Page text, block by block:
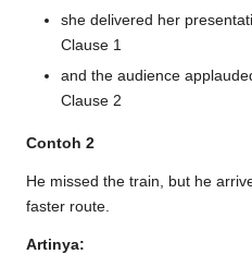
she delivered her
Clause 1
and the audience
Clause 2
Contoh 2
He missed the train, but he
faster route.
Artinya: